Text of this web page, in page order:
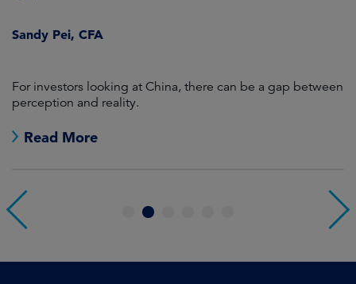
Sandy Pei, CFA
For investors looking at China, there can be a gap between
perception and reality.
Read More
4